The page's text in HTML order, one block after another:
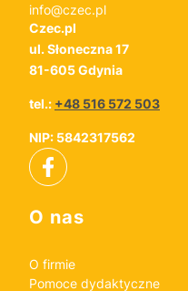
info@czec.pl
Czec.pl
ul. Słoneczna 17
81-605 Gdynia
tel.: +48 516 572 503
NIP: 5842317562
Linki w stopce
O nas
O firmie
Pomoce dydaktyczne